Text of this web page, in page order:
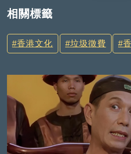
相關標籤
香港文化 垃圾徵費